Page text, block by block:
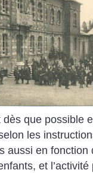
que possible
les
aussi en fonction
et